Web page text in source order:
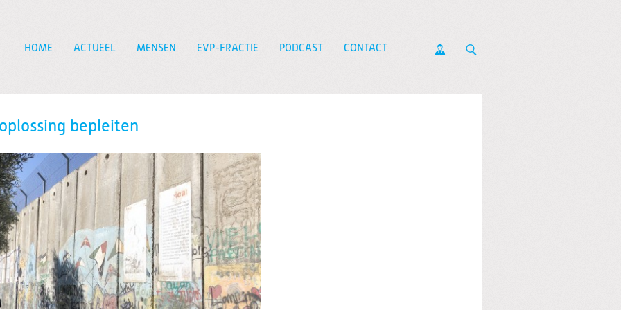
HOME ACTUEEL MENSEN EVP-FRACTIE PODCAST CONTACT
bepleiten